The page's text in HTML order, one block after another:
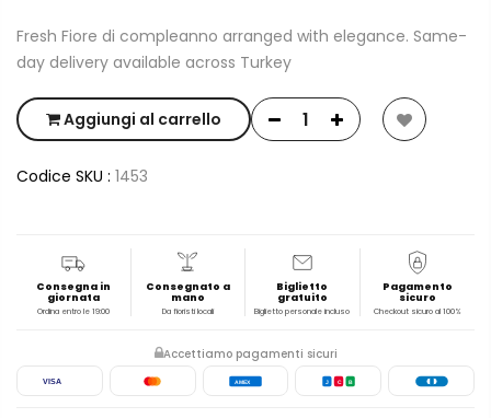
Fresh Fiore di compleanno arranged with elegance. Same-
day delivery available across Turkey
Aggiungi al carrello
Codice SKU : 1453
Consegna in
giornata
Ordina entro le 19:00
Consegnato a
mano
Da fioristi locali
Biglietto
gratuito
Biglietto personale incluso
Pagamento
sicuro
Checkout sicuro al 100%
Accettiamo pagamenti sicuri
VISA AMEX J C B